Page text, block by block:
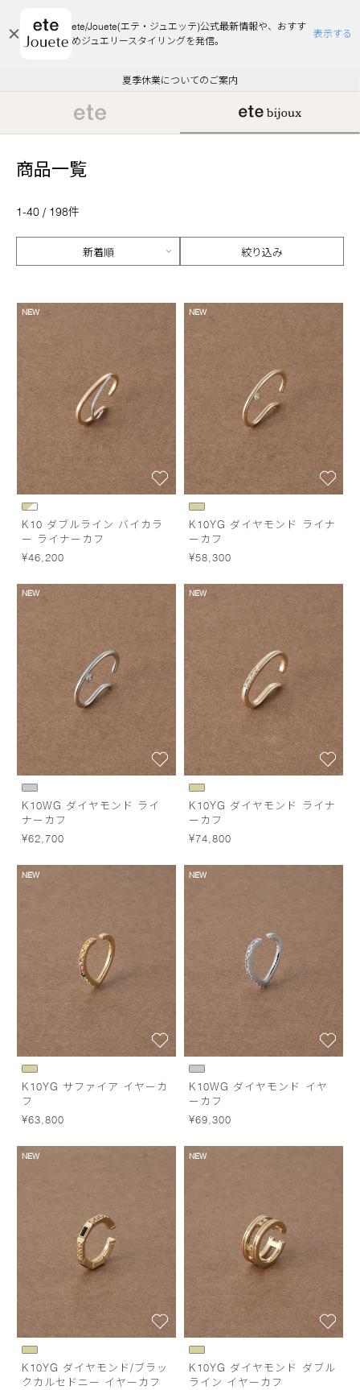
ete/Jouete(エテ・ジュエッテ)公式最新情報や、おすす
めジュエリースタイリングを発信。
表示する
エコラッピング及びエコポイント付与のご案内
ご注文いただいたお品物のお届け状況について
夏季休業についてのご案内
WEB Limited Items >>
採用のご案内
悪質な偽サイトにご注意ください
エコラッピング及びエコポイント付与のご案内
ご注文いただいたお品物のお届け状況について
商品一覧
1-40 / 198件
絞り込み
NEW
K10 ダブルライン バイカラ
ー ライナーカフ
¥46,200
NEW
K10YG ダイヤモンド ライナ
ーカフ
¥58,300
NEW
K10WG ダイヤモンド ライ
ナーカフ
¥62,700
NEW
K10YG ダイヤモンド ライナ
ーカフ
¥74,800
NEW
K10YG サファイア イヤーカ
フ
¥63,800
NEW
K10WG ダイヤモンド イヤ
ーカフ
¥69,300
NEW
K10YG ダイヤモンド/ブラッ
クカルセドニー イヤーカフ
NEW
K10YG ダイヤモンド ダブル
ライン イヤーカフ